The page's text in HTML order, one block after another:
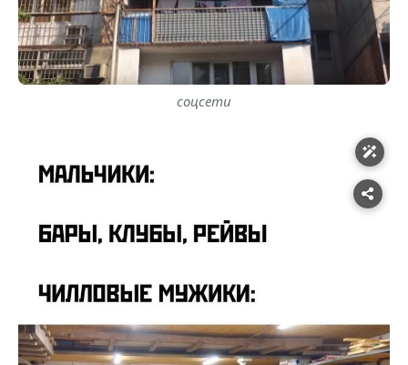
соцсети